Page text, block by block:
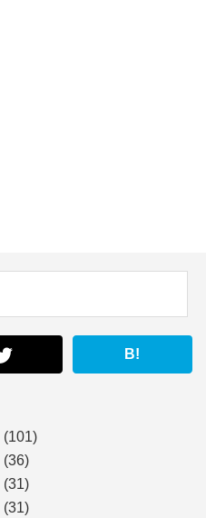
B!
(101)
(36)
(31)
(31)